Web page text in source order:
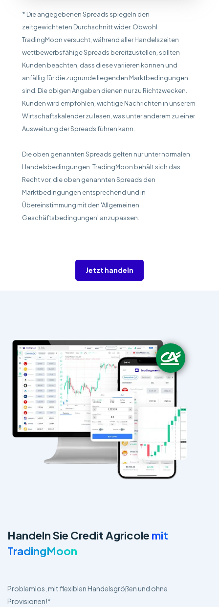
* Die angegebenen Spreads spiegeln den
zeitgewichteten Durchschnitt wider. Obwohl
TradingMoon versucht, während aller Handelszeiten
wettbewerbsfähige Spreads bereitzustellen, sollten
Kunden beachten, dass diese variieren können und
anfällig für die zugrunde liegenden Marktbedingungen
sind. Die obigen Angaben dienen nur zu Richtzwecken.
Kunden wird empfohlen, wichtige Nachrichten in unserem
Wirtschaftskalender zu lesen, was unter anderem zu einer
Ausweitung der Spreads führen kann.
Die oben genannten Spreads gelten nur unter normalen
Handelsbedingungen. TradingMoon behält sich das
Recht vor, die oben genannten Spreads den
Marktbedingungen entsprechend und in
Übereinstimmung mit den 'Allgemeinen
Geschäftsbedingungen' anzupassen.
Jetzt handeln
Handeln Sie Credit Agricole mit
TradingMoon
Problemlos, mit flexiblen Handelsgrößen und ohne
Provisionen!*